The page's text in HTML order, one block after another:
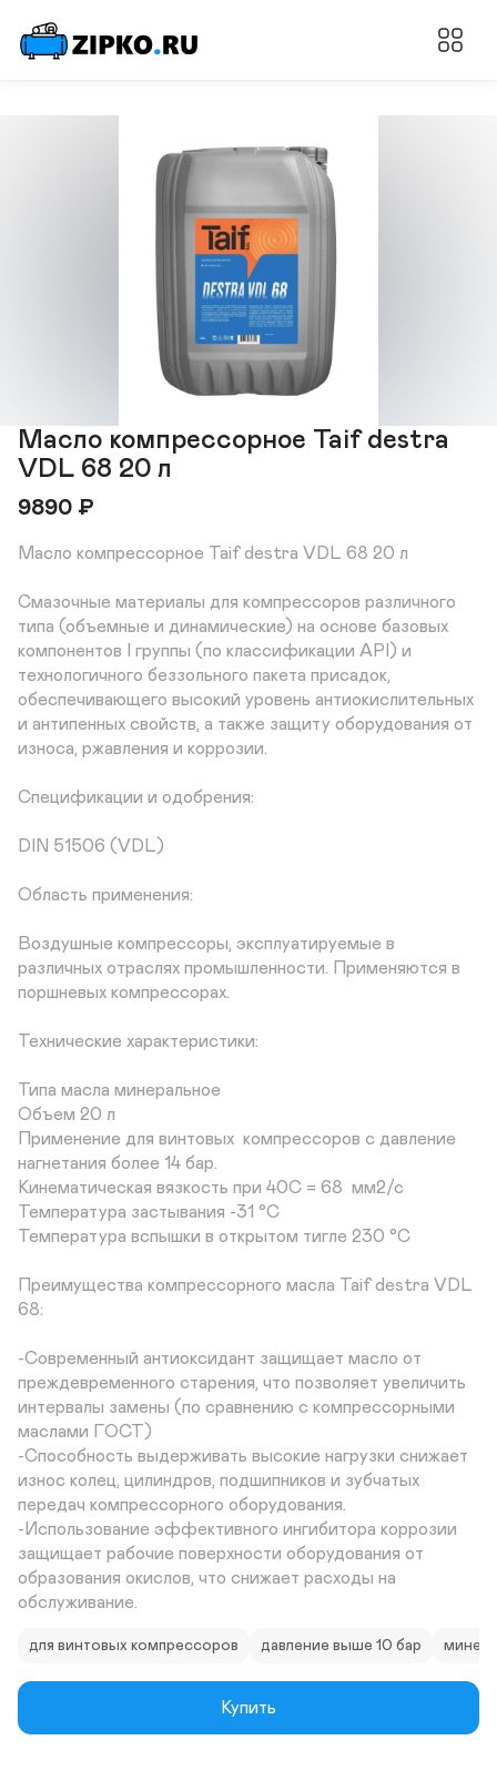
Масло компрессорное Taif destra
VDL 68 20 л
9890 ₽
Масло компрессорное Taif destra VDL 68 20 л
Смазочные материалы для компрессоров различного
типа (объемные и динамические) на основе базовых
компонентов I группы (по классификации API) и
технологичного беззольного пакета присадок,
обеспечивающего высокий уровень антиокислительных
и антипенных свойств, а также защиту оборудования от
износа, ржавления и коррозии.
Спецификации и одобрения:
DIN 51506 (VDL)
Область применения:
Воздушные компрессоры, эксплуатируемые в
различных отраслях промышленности. Применяются в
поршневых компрессорах.
Технические характеристики:
Типа масла минеральное
Объем 20 л
Применение для винтовых  компрессоров с давление
нагнетания более 14 бар.
Кинематическая вязкость при 40С = 68  мм2/с
Температура застывания -31 °С
Температура вспышки в открытом тигле 230 °С
Преимущества компрессорного масла Taif destra VDL
68:
-Современный антиоксидант защищает масло от
преждевременного старения, что позволяет увеличить
интервалы замены (по сравнению с компрессорными
маслами ГОСТ)
-Способность выдерживать высокие нагрузки снижает
износ колец, цилиндров, подшипников и зубчатых
передач компрессорного оборудования.
-Использование эффективного ингибитора коррозии
защищает рабочие поверхности оборудования от
образования окислов, что снижает расходы на
обслуживание.
для винтовых компрессоров давление выше 10 бар
Купить